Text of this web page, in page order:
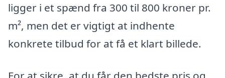
ligger i et spænd fra 300 til 800 kroner pr.
m², men det er vigtigt at indhente
konkrete tilbud for at få et klart billede.